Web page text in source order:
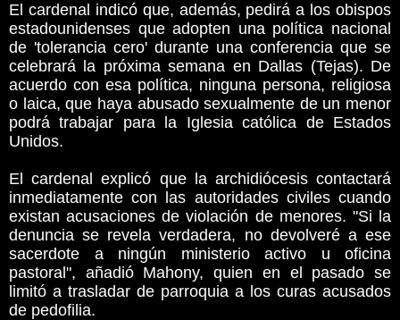
El cardenal indicó que, además, pedirá a los obispos
estadounidenses que adopten una política nacional
de 'tolerancia cero' durante una conferencia que se
celebrará la próxima semana en Dallas (Tejas). De
acuerdo con esa política, ninguna persona, religiosa
o laica, que haya abusado sexualmente de un menor
podrá trabajar para la Iglesia católica de Estados
Unidos.
El cardenal explicó que la archidiócesis contactará
inmediatamente con las autoridades civiles cuando
existan acusaciones de violación de menores. "Si la
denuncia se revela verdadera, no devolveré a ese
sacerdote a ningún ministerio activo u oficina
pastoral", añadió Mahony, quien en el pasado se
limitó a trasladar de parroquia a los curas acusados
de pedofilia.